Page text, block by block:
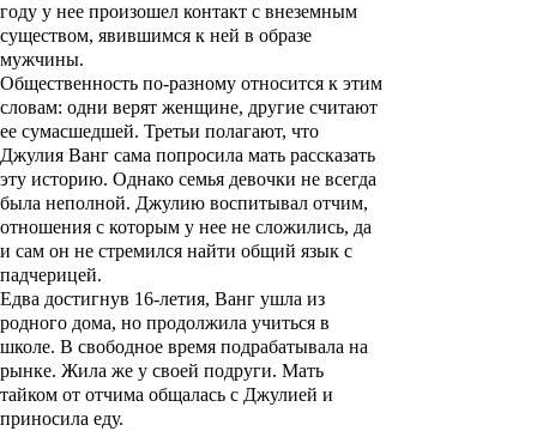
году у нее произошел контакт с внеземным
существом, явившимся к ней в образе
мужчины.
Общественность по-разному относится к этим
словам: одни верят женщине, другие считают
ее сумасшедшей. Третьи полагают, что
Джулия Ванг сама попросила мать рассказать
эту историю. Однако семья девочки не всегда
была неполной. Джулию воспитывал отчим,
отношения с которым у нее не сложились, да
и сам он не стремился найти общий язык с
падчерицей.
Едва достигнув 16-летия, Ванг ушла из
родного дома, но продолжила учиться в
школе. В свободное время подрабатывала на
рынке. Жила же у своей подруги. Мать
тайком от отчима общалась с Джулией и
приносила еду.